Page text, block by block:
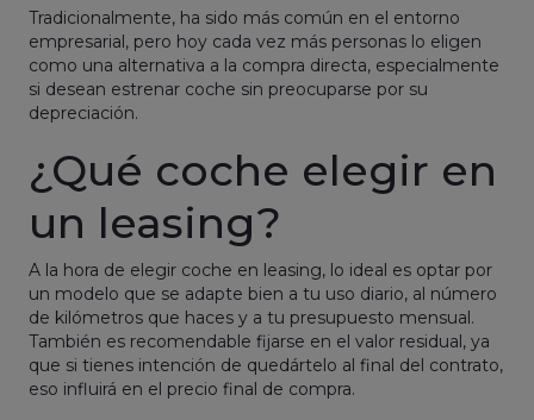
Tradicionalmente, ha sido más común en el entorno
empresarial, pero hoy cada vez más personas lo eligen
como una alternativa a la compra directa, especialmente
si desean estrenar coche sin preocuparse por su
depreciación.
¿Qué coche elegir en
un leasing?
A la hora de elegir coche en leasing, lo ideal es optar por
un modelo que se adapte bien a tu uso diario, al número
de kilómetros que haces y a tu presupuesto mensual.
También es recomendable fijarse en el valor residual, ya
que si tienes intención de quedártelo al final del contrato,
eso influirá en el precio final de compra.